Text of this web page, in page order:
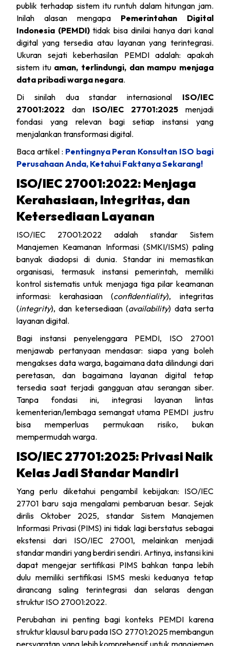
publik terhadap sistem itu runtuh dalam hitungan jam.
Inilah alasan mengapa Pemerintahan Digital
Indonesia (PEMDI)tidak bisa dinilai hanya dari kanal
digital yang tersedia atau layanan yang terintegrasi.
Ukuran sejati keberhasilan PEMDI adalah: apakah
sistem itu aman, terlindungi, dan mampu menjaga
data pribadi warga negara.
Di sinilah dua standar internasional ISO/IEC
27001:2022 dan ISO/IEC 27701:2025 menjadi
fondasi yang relevan bagi setiap instansi yang
menjalankan transformasi digital.
Baca artikel : Pentingnya Peran Konsultan ISO bagi
Perusahaan Anda, Ketahui Faktanya Sekarang!
ISO/IEC 27001:2022: Menjaga
Kerahasiaan, Integritas, dan
Ketersediaan Layanan
ISO/IEC 27001:2022 adalah standar Sistem
Manajemen Keamanan Informasi (SMKI/ISMS) paling
banyak diadopsi di dunia. Standar ini memastikan
organisasi, termasuk instansi pemerintah, memiliki
kontrol sistematis untuk menjaga tiga pilar keamanan
informasi: kerahasiaan (confidentiality), integritas
(integrity), dan ketersediaan (availability) data serta
layanan digital.
Bagi instansi penyelenggara PEMDI, ISO 27001
menjawab pertanyaan mendasar: siapa yang boleh
mengakses data warga, bagaimana data dilindungi dari
peretasan, dan bagaimana layanan digital tetap
tersedia saat terjadi gangguan atau serangan siber.
Tanpa fondasi ini, integrasi layanan lintas
kementerian/lembaga semangat utama PEMDI justru
bisa memperluas permukaan risiko, bukan
mempermudah warga.
ISO/IEC 27701:2025: Privasi Naik
Kelas Jadi Standar Mandiri
Yang perlu diketahui pengambil kebijakan: ISO/IEC
27701 baru saja mengalami pembaruan besar. Sejak
dirilis Oktober 2025, standar Sistem Manajemen
Informasi Privasi (PIMS) ini tidak lagi berstatus sebagai
ekstensi dari ISO/IEC 27001, melainkan menjadi
standar mandiri yang berdiri sendiri. Artinya, instansi kini
dapat mengejar sertifikasi PIMS bahkan tanpa lebih
dulu memiliki sertifikasi ISMS meski keduanya tetap
dirancang saling terintegrasi dan selaras dengan
struktur ISO 27001:2022.
Perubahan ini penting bagi konteks PEMDI karena
struktur klausul baru pada ISO 27701:2025 membangun
persyaratan yang lebih komprehensif untuk manajemen